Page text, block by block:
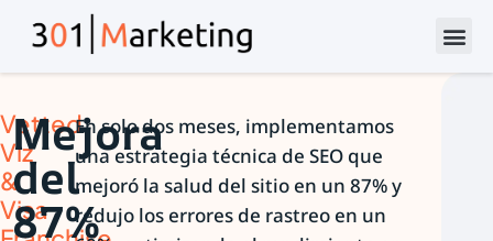
Vetted
Viz
&
Visa
Mejora
del
87%
En solo dos meses, implementamos
una estrategia técnica de SEO que
mejoró la salud del sitio en un 87% y
redujo los errores de rastreo en un